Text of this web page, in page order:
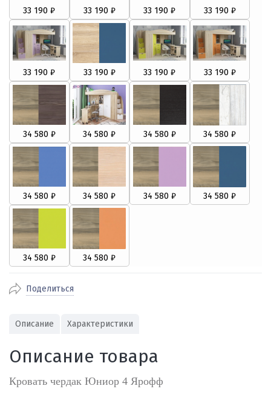
Поделиться
Описание Характеристики
Описание товара
Кровать чердак Юниор 4 Ярофф